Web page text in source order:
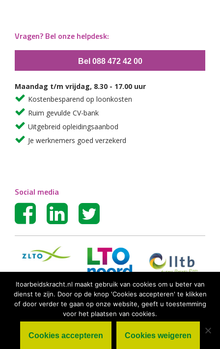
Vragen? Bel onze helpdesk:
Bel 088 472 42 00
Maandag t/m vrijdag, 8.30 - 17.00 uur
Kostenbesparend op loonkosten
Ruim gevulde CV-bank
Uitgebreid opleidingsaanbod
Je werknemers goed verzekerd
Social media
ltoarbeidskracht.nl maakt gebruik van cookies om u beter van
dienst te zijn. Door op de knop 'Cookies accepteren' te klikken
of door verder te gaan op onze website, geeft u toestemming
voor het plaatsen van cookies.
Cookies accepteren Cookies weigeren